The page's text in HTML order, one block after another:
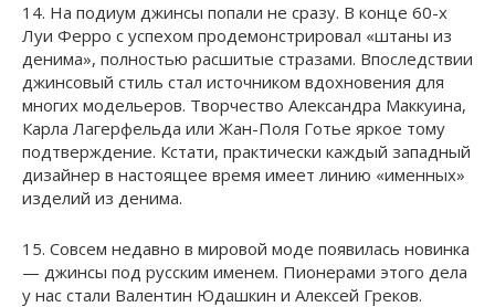
14. На подиум джинсы попали не сразу. В конце 60-х
Луи Ферро с успехом продемонстрировал «штаны из
денима», полностью расшитые стразами. Впоследствии
джинсовый стиль стал источником вдохновения для
многих модельеров. Творчество Александра Маккуина,
Карла Лагерфельда или Жан-Поля Готье яркое тому
подтверждение. Кстати, практически каждый западный
дизайнер в настоящее время имеет линию «именных»
изделий из денима.
15. Совсем недавно в мировой моде появилась новинка
— джинсы под русским именем. Пионерами этого дела
у нас стали Валентин Юдашкин и Алексей Греков.